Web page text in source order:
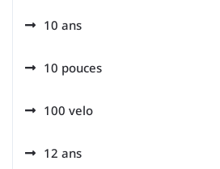
10 ans
10 pouces
100 velo
12 ans